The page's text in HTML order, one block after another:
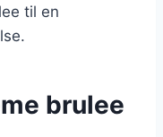
til en
brulee